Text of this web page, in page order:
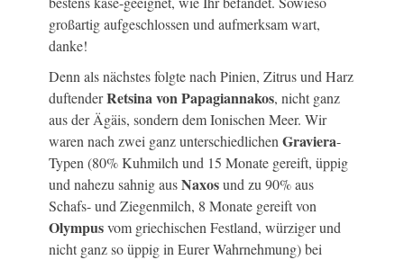
großartig aufgeschlossen und aufmerksam wart,
danke!
Denn als nächstes folgte nach Pinien, Zitrus und Harz
duftenderRetsina von Papagiannakos, nicht ganz
aus der Ägäis, sondern dem Ionischen Meer. Wir
waren nach zwei ganz unterschiedlichenGraviera-
Typen (80% Kuhmilch und 15 Monate gereift, üppig
und nahezu sahnig ausNaxosund zu 90% aus
Schafs- und Ziegenmilch, 8 Monate gereift von
Olympusvom griechischen Festland, würziger und
nicht ganz so üppig in Eurer Wahrnehmung) bei